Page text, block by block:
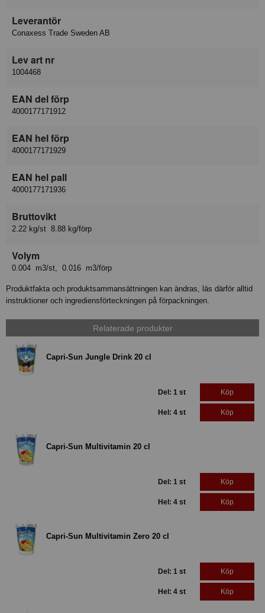
Leverantör
Conaxess Trade Sweden AB
Lev art nr
1004468
EAN del förp
4000177171912
EAN hel förp
4000177171929
EAN hel pall
4000177171936
Bruttovikt
2.22 kg/st 8.88 kg/förp
Volym
0.004 m3/st, 0.016 m3/förp
Produktfakta och produktsammansättningen kan ändras, läs därför alltid
instruktioner och ingrediensförteckningen på förpackningen.
Relaterade produkter
Capri-Sun Jungle Drink 20 cl
Del: 1 st Köp
Hel: 4 st Köp
Capri-Sun Multivitamin 20 cl
Del: 1 st Köp
Hel: 4 st Köp
Capri-Sun Multivitamin Zero 20 cl
Del: 1 st Köp
Hel: 4 st Köp